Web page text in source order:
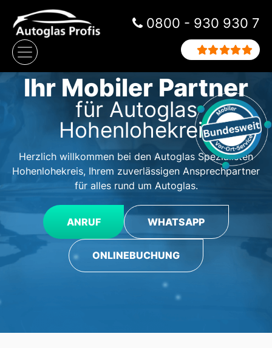
Zum Inhalt springen
Hauptnavigation
0800 - 930 930 7
Ihr Mobiler Partner
für Autoglas
Hohenlohekreis
Herzlich willkommen bei den Autoglas Spezialisten
Hohenlohekreis, Ihrem zuverlässigen Ansprechpartner
für alles rund um Autoglas.
ANRUF WHATSAPP
ONLINEBUCHUNG